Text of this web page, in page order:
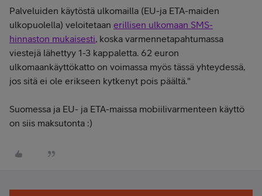
Palveluiden käytöstä ulkomailla (EU-ja ETA-maiden
ulkopuolella) veloitetaan erillisen ulkomaan SMS-
hinnaston mukaisesti, koska varmennetapahtumassa
viestejä lähettyy 1-3 kappaletta. 62 euron
ulkomaankäyttökatto on voimassa myös tässä yhteydessä,
jos sitä ei ole erikseen kytkenyt pois päältä."
Suomessa ja EU- ja ETA-maissa mobiilivarmenteen käyttö
on siis maksutonta :)